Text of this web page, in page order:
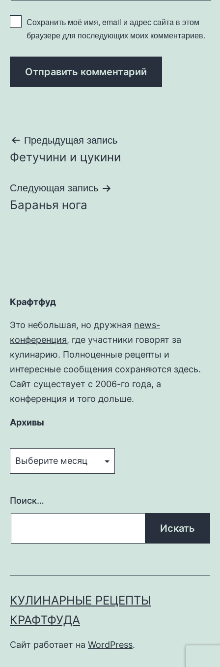
Сохранить моё имя, email и адрес сайта в этом
браузере для последующих моих комментариев.
Навигация
по
записям
Предыдущая запись
Фетучини и цукини
Следующая запись
Баранья нога
Крафтфуд
Это небольшая, но дружная news-
конференция, где участники говорят за
кулинарию. Полноценные рецепты и
интересные сообщения сохраняются здесь.
Сайт существует с 2006-го года, а
конференция и того дольше.
Архивы
Поиск…
КУЛИНАРНЫЕ РЕЦЕПТЫ
КРАФТФУДА
Сайт работает на WordPress.